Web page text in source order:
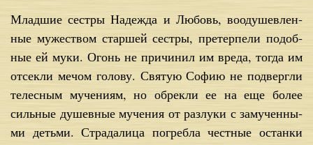
Млад­шие сест­ры На­деж­да и Лю­бовь, во­оду­шев­лен­
ные му­же­ством стар­шей сест­ры, пре­тер­пе­ли по­доб­
ные ей му­ки. Огонь не при­чи­нил им вре­да, то­гда им
от­сек­ли ме­чом го­ло­ву. Свя­тую Со­фию не под­верг­ли
те­лес­ным му­че­ни­ям, но об­рек­ли ее на еще бо­лее
силь­ные ду­шев­ные му­че­ния от раз­лу­ки с за­му­чен­ны­
ми детьми. Стра­да­ли­ца по­греб­ла чест­ные остан­ки